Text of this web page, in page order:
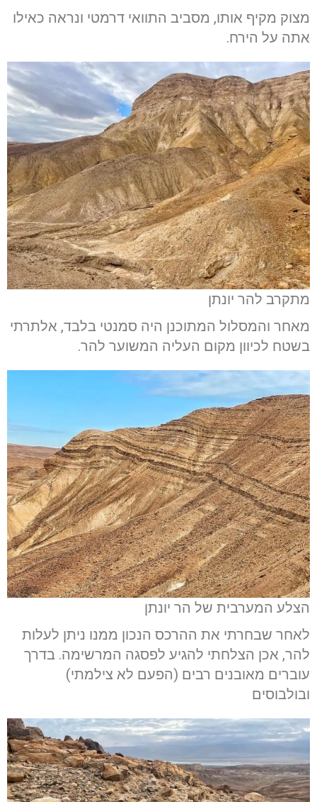
מצוק מקיף אותו, מסביב התוואי דרמטי ונראה כאילו
אתה על הירח.
מתקרב להר יונתן
מאחר והמסלול המתוכנן היה סמנטי בלבד, אלתרתי
בשטח לכיוון מקום העליה המשוער להר.
הצלע המערבית של הר יונתן
לאחר שבחרתי את ההרכס הנכון ממנו ניתן לעלות
להר, אכן הצלחתי להגיע לפסגה המרשימה. בדרך
עוברים מאובנים רבים (הפעם לא צילמתי)
ובולבוסים